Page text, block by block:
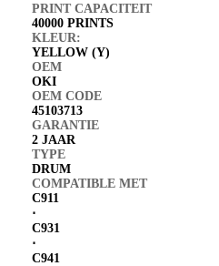
PRINT CAPACITEIT
40000 PRINTS
KLEUR:
YELLOW (Y)
OEM
OKI
OEM CODE
45103713
GARANTIE
2 JAAR
TYPE
DRUM
COMPATIBLE MET
C911
⋅
C931
⋅
C941